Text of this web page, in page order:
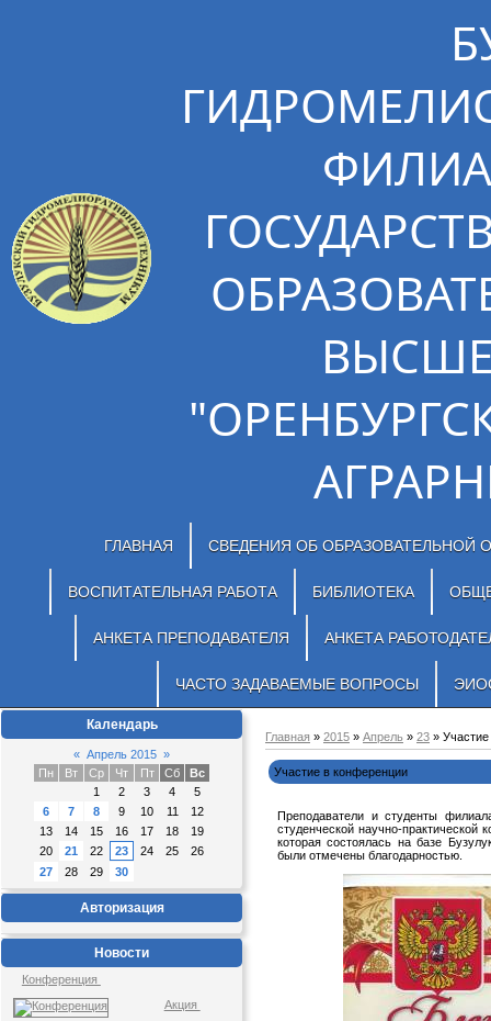
ГЛАВНАЯ СВЕДЕНИЯ ОБ ОБРАЗОВАТЕЛЬНОЙ
ВОСПИТАТЕЛЬНАЯ РАБОТА БИБЛИОТЕКА
АНКЕТА ПРЕПОДАВАТЕЛЯ АНКЕТА
ЧАСТО ЗАДАВАЕМЫЕ ВОПРОСЫ
Календарь
« Апрель 2015 »
Пн
Вт Ср Чт Пт Сб
Вс
1
2 3 4
5
6
7 8 9 10 11
12
13
14 15 16 17 18
19
20
21 22 23 24 25
26
27
28 29 30
Авторизация
Новости
Конференция
Акция
Главная » 2015 » Апрель » 23 »
Участие в конференции
Преподаватели и студенты
студенческой научно-
которая состоялась на базе
были отмечены благодарностью.